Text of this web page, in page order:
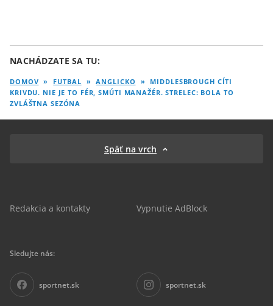
NACHÁDZATE SA TU:
DOMOV » FUTBAL » ANGLICKO » MIDDLESBROUGH CÍTI
KRIVDU. NIE JE TO FÉR, SMÚTI MANAŽÉR. STRELEC: BOLA TO
ZVLÁŠTNA SEZÓNA
Späť na vrch
Redakcia a kontakty Vypnutie AdBlock
Sledujte nás:
sportnet.sk sportnet.sk